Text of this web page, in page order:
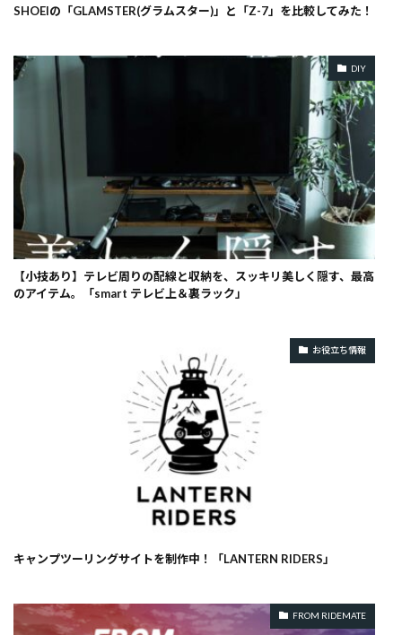
SHOEIの「GLAMSTER(グラムスター)」と「Z-7」を比較してみた！
DIY
【小技あり】テレビ周りの配線と収納を、スッキリ美しく隠す、最高
のアイテム。「smart テレビ上＆裏ラック」
お役立ち情報
キャンプツーリングサイトを制作中！「LANTERN RIDERS」
FROM RIDEMATE